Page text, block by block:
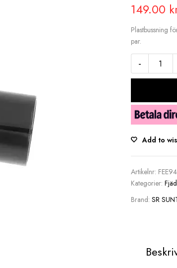
149.00
Plastbussning
par.
-
Add to
Artikelnr:
Kategorier:
Brand: SR